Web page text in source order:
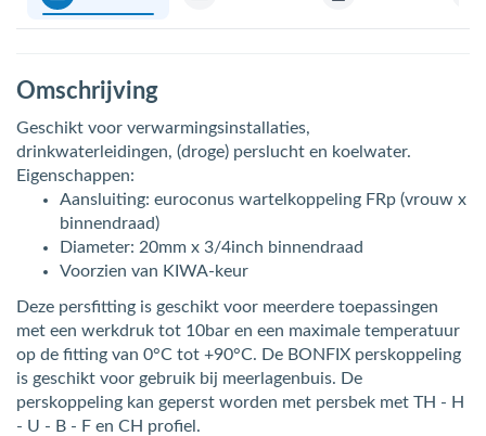
Omschrijving
Geschikt voor verwarmingsinstallaties,
drinkwaterleidingen, (droge) perslucht en koelwater.
Eigenschappen:
Aansluiting: euroconus wartelkoppeling FRp (vrouw x
binnendraad)
Diameter: 20mm x 3/4inch binnendraad
Voorzien van KIWA-keur
Deze persfitting is geschikt voor meerdere toepassingen
met een werkdruk tot 10bar en een maximale temperatuur
op de fitting van 0°C tot +90°C. De BONFIX perskoppeling
is geschikt voor gebruik bij meerlagenbuis. De
perskoppeling kan geperst worden met persbek met TH - H
- U - B - F en CH profiel.